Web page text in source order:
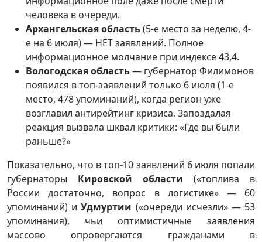
человека в очереди.
Архангельская область(5-е место за неделю, 4-
е на 6 июля) — НЕТ заявлений. Полное
информационное молчание при индексе 43,4.
Вологодская область— губернатор Филимонов
появился в топ-заявлений только 6 июля (1-е
место, 478 упоминаний), когда регион уже
возглавил антирейтинг кризиса. Запоздалая
реакция вызвала шквал критики: «Где вы были
раньше?»
Показательно, что в топ-10 заявлений 6 июля попали
губернаторы Кировской области («топлива в
России достаточно, вопрос в логистике» — 60
упоминаний) иУдмуртии («очереди исчезли» — 53
упоминания), чьи оптимистичные заявления
массово опровергаются гражданами в